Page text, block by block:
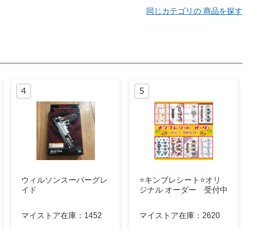
同じカテゴリの 商品を探す
ウィルソンスーパーグレ
イド
マイストア在庫： 1452
⭐️キンブレシート⭐️オリ
ジナル オーダー 受付中
マイストア在庫： 2620